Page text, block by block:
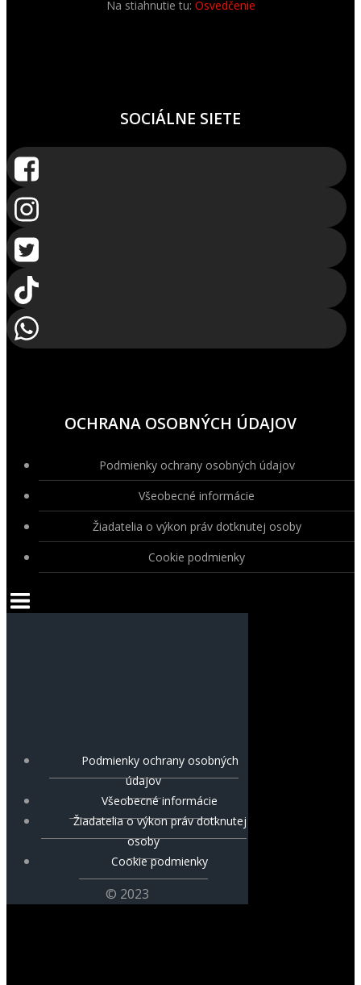
Na stiahnutie tu: Osvedčenie
SOCIÁLNE SIETE
OCHRANA OSOBNÝCH ÚDAJOV
Podmienky ochrany osobných údajov
Všeobecné informácie
Žiadatelia o výkon práv dotknutej osoby
Cookie podmienky
Podmienky ochrany osobných
údajov
Všeobecné informácie
Žiadatelia o výkon práv dotknutej
osoby
Cookie podmienky
© 2023